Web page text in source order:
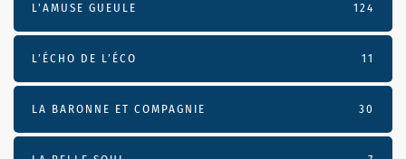
L'AMUSE GUEULE 124
L’ÉCHO DE L’ÉCO 11
LA BARONNE ET COMPAGNIE 30